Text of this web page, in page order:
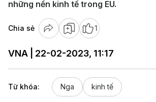
những nền kinh tế trong EU.
Chia sẻ 1
VNA | 22-02-2023, 11:17
Từ khóa: Nga kinh tế